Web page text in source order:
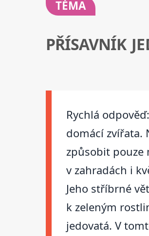
TÉMA
PŘÍSAVNÍK
Rychlá
domácí zvířata.
způsobit pouze
v zahradách i
Jeho stříbrné
k zeleným
jedovatá. V